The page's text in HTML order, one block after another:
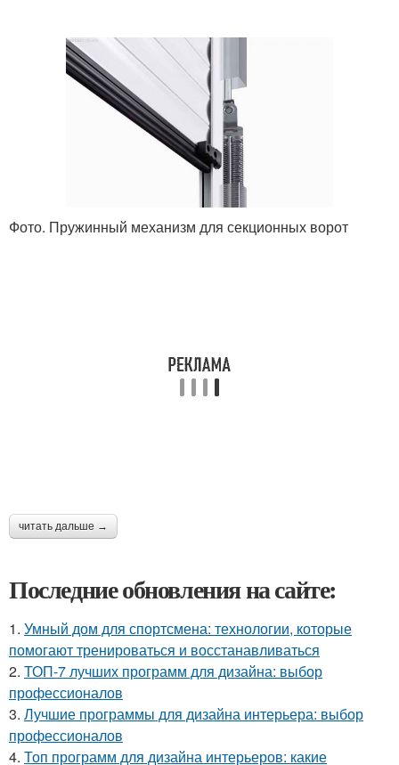
Фото. Пружинный механизм для секционных ворот
читать дальше →
Последние обновления на сайте:
1. Умный дом для спортсмена: технологии, которые
помогают тренироваться и восстанавливаться
2. ТОП-7 лучших программ для дизайна: выбор
профессионалов
3. Лучшие программы для дизайна интерьера: выбор
профессионалов
4. Топ программ для дизайна интерьеров: какие